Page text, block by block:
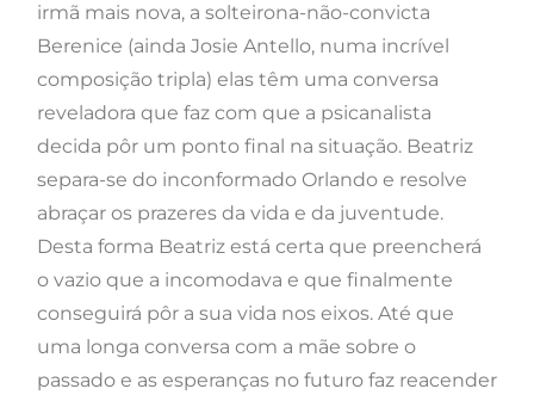
irmã mais nova, a solteirona-não-convicta
Berenice (ainda Josie Antello, numa incrível
composição tripla) elas têm uma conversa
reveladora que faz com que a psicanalista
decida pôr um ponto final na situação. Beatriz
separa-se do inconformado Orlando e resolve
abraçar os prazeres da vida e da juventude.
Desta forma Beatriz está certa que preencherá
o vazio que a incomodava e que finalmente
conseguirá pôr a sua vida nos eixos. Até que
uma longa conversa com a mãe sobre o
passado e as esperanças no futuro faz reacender